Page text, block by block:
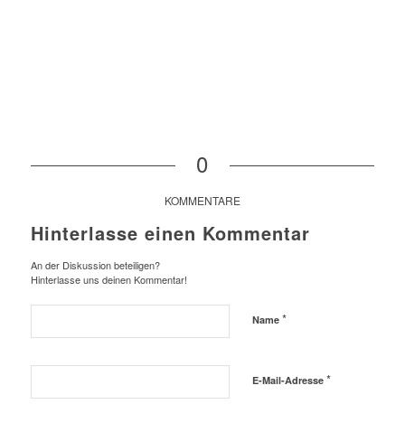
0
KOMMENTARE
Hinterlasse einen Kommentar
An der Diskussion beteiligen?
Hinterlasse uns deinen Kommentar!
Name *
E-Mail-Adresse *